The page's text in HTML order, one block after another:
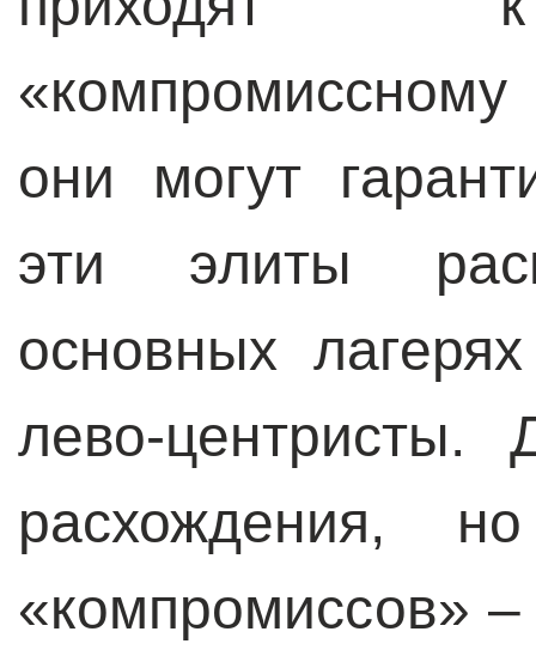
они могут
эти элиты
основных
лево-
расхождения,
«компромиссов» –